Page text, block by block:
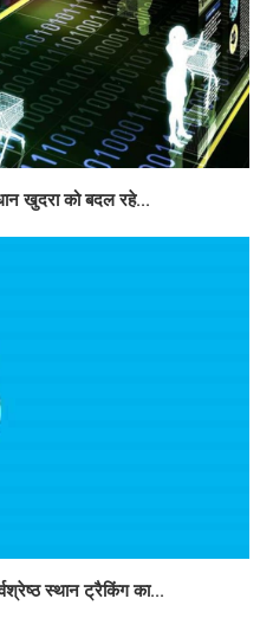
खुदरा को बदल रहे...
स्थान ट्रैकिंग का...